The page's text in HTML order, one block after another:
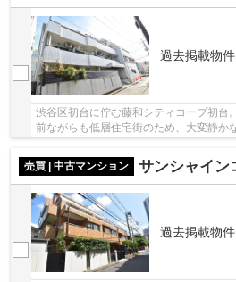
過去掲載物件
渋谷区初台に佇む藤和シティコープ初台
前ながらも低層住宅街のため、大変静か
売買 | 中古マンション
サンシャイン
過去掲載物件